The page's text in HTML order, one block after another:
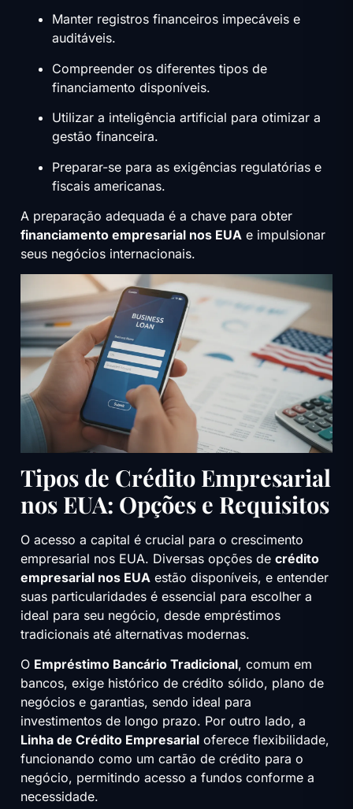
Manter registros financeiros impecáveis e
auditáveis.
Compreender os diferentes tipos de
financiamento disponíveis.
Utilizar a inteligência artificial para otimizar a
gestão financeira.
Preparar-se para as exigências regulatórias e
fiscais americanas.
A preparação adequada é a chave para obter
financiamento empresarial nos EUA e impulsionar
seus negócios internacionais.
Tipos de Crédito Empresarial
nos EUA: Opções e Requisitos
O acesso a capital é crucial para o crescimento
empresarial nos EUA. Diversas opções de crédito
empresarial nos EUA estão disponíveis, e entender
suas particularidades é essencial para escolher a
ideal para seu negócio, desde empréstimos
tradicionais até alternativas modernas.
O Empréstimo Bancário Tradicional, comum em
bancos, exige histórico de crédito sólido, plano de
negócios e garantias, sendo ideal para
investimentos de longo prazo. Por outro lado, a
Linha de Crédito Empresarial oferece flexibilidade,
funcionando como um cartão de crédito para o
negócio, permitindo acesso a fundos conforme a
necessidade.